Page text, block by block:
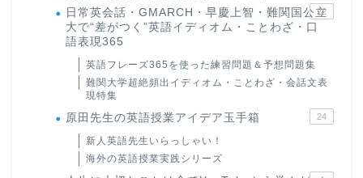
日常英会話・GMARCH・早慶上智・難関国公立
大で“差がつく”英語イディオム・ことわざ・口
語表現365
22
英語フレーズ365を使った練習問題＆予想問題集
難関大学超絶頻出イディオム・ことわざ・会話文表
現特集
原田先生の英語授業アイデア玉手箱 24
新人英語先生いらっしゃい！
海外の英語授業実践シリーズ